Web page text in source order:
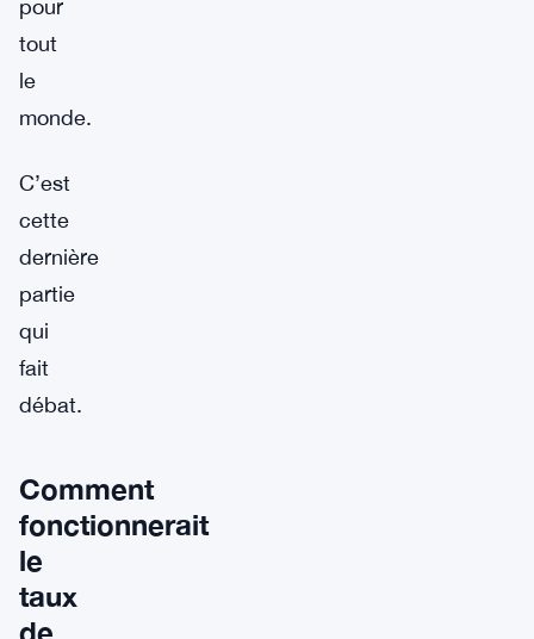
pour
tout
le
monde.
C’est
cette
dernière
partie
qui
fait
débat.
Comment
fonctionnerait
le
taux
de